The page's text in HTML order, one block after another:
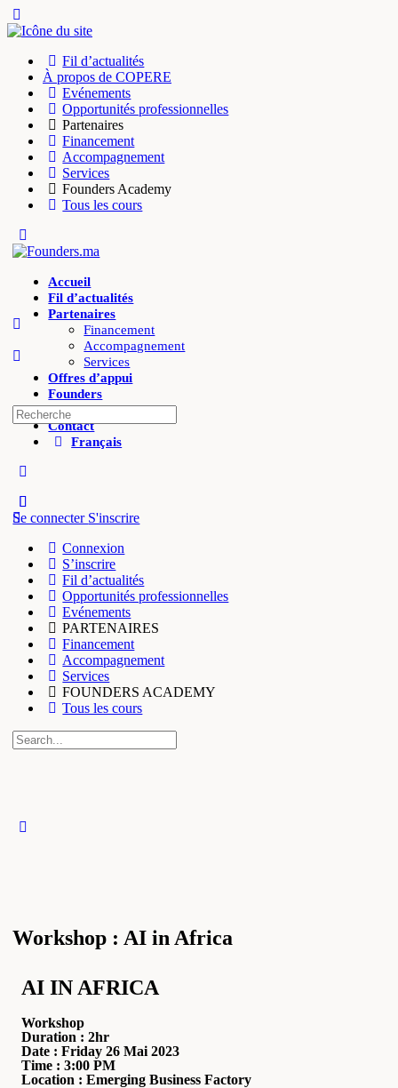
Fil d’actualités
À propos de COPERE
Evénements
Opportunités professionnelles
Partenaires
Financement
Accompagnement
Services
Founders Academy
Tous les cours
Accueil
Fil d’actualités
Partenaires
Financement
Accompagnement
Services
Offres d’appui
Founders
Salon founders
Contact
Français
Se connecter S'inscrire
Connexion
S’inscrire
Fil d’actualités
Opportunités professionnelles
Evénements
PARTENAIRES
Financement
Accompagnement
Services
FOUNDERS ACADEMY
Tous les cours
Workshop : AI in Africa
AI IN AFRICA
Workshop
Duration : 2hr
Date : Friday 26 Mai 2023
Time : 3:00 PM
Location : Emerging Business Factory